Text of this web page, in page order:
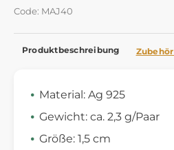
Code: MAJ40
Produktbeschreibung Zubehör
Material: Ag 925
Gewicht: ca. 2,3 g/Paar
Größe: 1,5 cm